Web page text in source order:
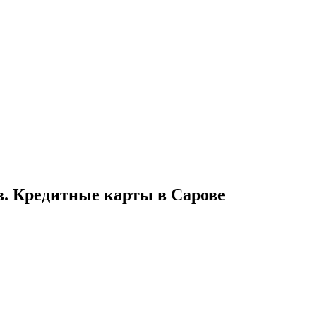
Кредитные карты в Сарове